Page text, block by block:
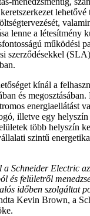
lenne a létesítmény
működési
szerződésekkel
kínál a
és
energiaellátást
illetve egy helyszín
több helyszín
szintű
Schneider Electric
és felületről
időben szolgáltat
Kevin Brown, a